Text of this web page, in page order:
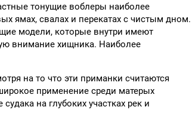
тонущие воблеры наиболее
ямах, свалах и перекатах с чистым дном.
модели, которые внутри имеют
внимание хищника. Наиболее
на то что эти приманки считаются
применение среди матерых
на глубоких участках рек и